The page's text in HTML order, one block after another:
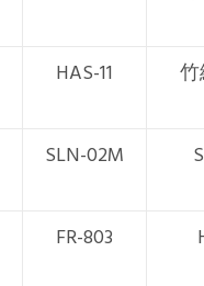
HAS-11
SLN-02M
FR-803